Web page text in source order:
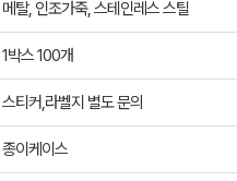
메탈, 인조가죽, 스테인레스 스틸
1박스 100개
스티커,라벨지 별도 문의
종이케이스